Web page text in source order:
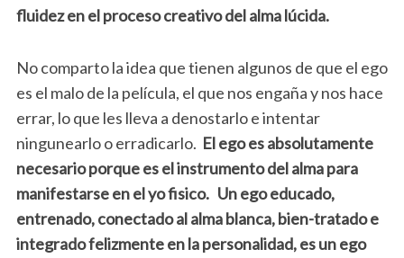
fluidez en el proceso creativo del alma lúcida.
No comparto la idea que tienen algunos de que el ego
es el malo de la película, el que nos engaña y nos hace
errar, lo que les lleva a denostarlo e intentar
ningunearlo o erradicarlo. El ego es absolutamente
necesario porque es el instrumento del alma para
manifestarse en el yo fisico. Un ego educado,
entrenado, conectado al alma blanca, bien-tratado e
integrado felizmente en la personalidad, es un ego